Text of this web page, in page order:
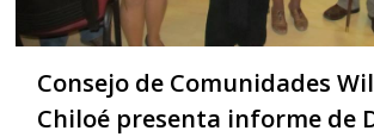
Consejo de Comunidades
Chiloé presenta informe de